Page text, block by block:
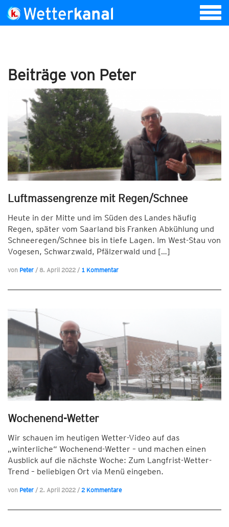
Beiträge von Peter
Luftmassengrenze mit Regen/Schnee
Heute in der Mitte und im Süden des Landes häufig
Regen, später vom Saarland bis Franken Abkühlung und
Schneeregen/Schnee bis in tiefe Lagen. Im West-Stau von
Vogesen, Schwarzwald, Pfälzerwald und […]
von Peter / 8. April 2022 / 1 Kommentar
Wochenend-Wetter
Wir schauen im heutigen Wetter-Video auf das
„winterliche“ Wochenend-Wetter – und machen einen
Ausblick auf die nächste Woche: Zum Langfrist-Wetter-
Trend – beliebigen Ort via Menü eingeben.
von Peter / 2. April 2022 / 2 Kommentare